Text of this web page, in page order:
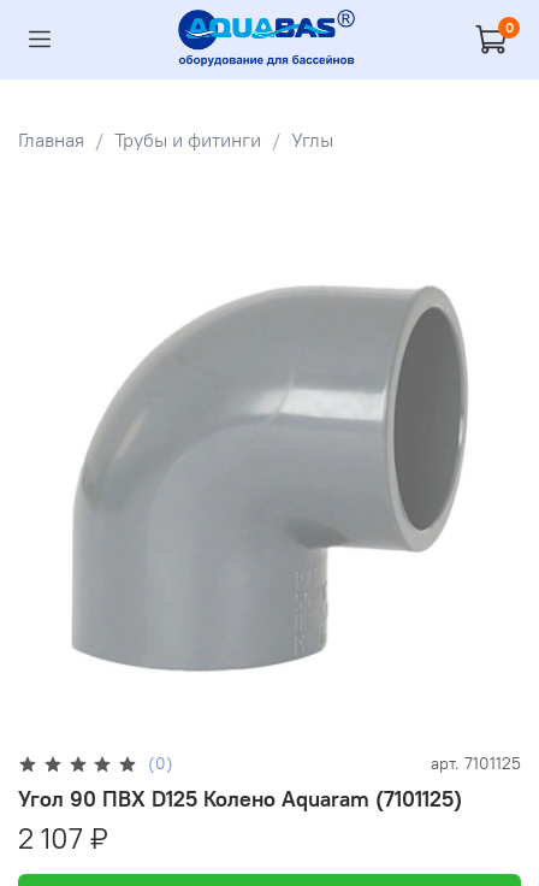
0
Главная Трубы и фитинги Углы
(0) арт. 7101125
Угол 90 ПВХ D125 Колено Aquaram (7101125)
2 107 ₽